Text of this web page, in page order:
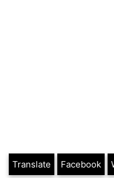
Translate Facebook